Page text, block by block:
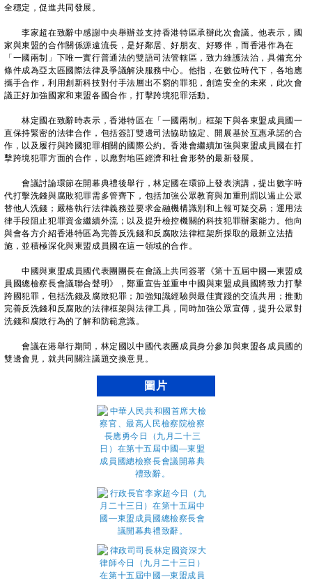
全穩定，促進共同發展。
李家超在致辭中感謝中央舉辦並支持香港特區承辦此次會議。他表示，國
家與東盟的合作關係源遠流長，是好鄰居、好朋友、好夥伴，而香港作為在
「一國兩制」下唯一實行普通法的雙語司法管轄區，致力維護法治，具備充分
條件成為亞太區國際法律及爭議解決服務中心。他指，在數位時代下，各地應
攜手合作，利用創新科技對付手法層出不窮的罪犯，創造安全的未來，此次會
議正好加強國家和東盟各國合作，打擊跨境犯罪活動。
林定國在致辭時表示，香港特區在「一國兩制」框架下與各東盟成員國一
直保持緊密的法律合作，包括簽訂雙邊司法協助協定、開展基於互惠承諾的合
作，以及履行與跨國犯罪相關的國際公約。香港會繼續加強與東盟成員國在打
擊跨境犯罪方面的合作，以應對地區經濟和社會形勢的最新發展。
會議討論環節在開幕典禮後舉行，林定國在環節上發表演講，提出數字時
代打擊洗錢與腐敗犯罪需多管齊下，包括加強公眾教育與加重刑罰以遏止公眾
替他人洗錢；嚴格執行法律義務並要求金融機構識別和上報可疑交易；運用法
律手段阻止犯罪資金繼續外流；以及提升檢控機關的科技犯罪辦案能力。他向
與會各方介紹香港特區為完善反洗錢和反腐敗法律框架所採取的最新立法措
施，並積極深化與東盟成員國在這一領域的合作。
中國與東盟成員國代表團團長在會議上共同簽署《第十五屆中國—東盟成
員國總檢察長會議聯合聲明》，鄭重宣告並重申中國與東盟成員國將致力打擊
跨國犯罪，包括洗錢及腐敗犯罪；加強知識經驗與最佳實踐的交流共用；推動
完善反洗錢和反腐敗的法律框架與法律工具，同時加強公眾宣傳，提升公眾對
洗錢和腐敗行為的了解和防範意識。
會議在港舉行期間，林定國以中國代表團成員身分參加與東盟各成員國的
雙邊會見，就共同關注議題交換意見。
圖片